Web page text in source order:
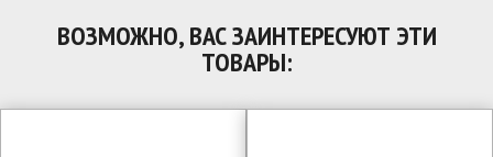
ВОЗМОЖНО, ВАС ЗАИНТЕРЕСУЮТ ЭТИ
ТОВАРЫ: